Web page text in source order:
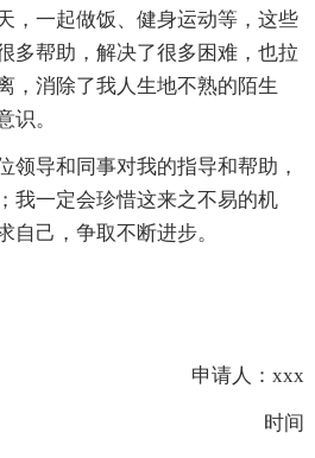
，一起做饭、健身运动等，这些
多帮助，解决了很多困难，也拉
，消除了我人生地不熟的陌生
识。
领导和同事对我的指导和帮助，
我一定会珍惜这来之不易的机
自己，争取不断进步。
申请人：xxx
时间